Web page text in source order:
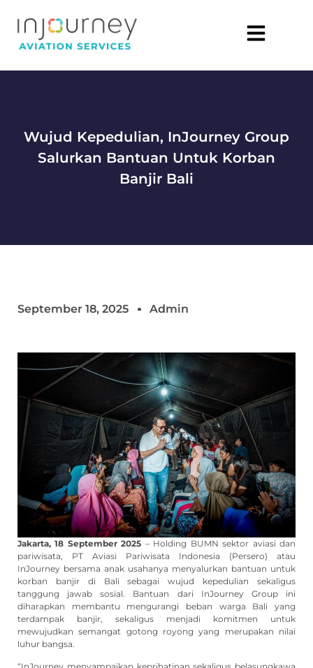
Wujud Kepedulian, InJourney Group
Salurkan Bantuan Untuk Korban
Banjir Bali
September 18, 2025 Admin
Jakarta, 18 September 2025 – Holding BUMN sektor aviasi dan
pariwisata, PT Aviasi Pariwisata Indonesia (Persero) atau
InJourney bersama anak usahanya menyalurkan bantuan untuk
korban banjir di Bali sebagai wujud kepedulian sekaligus
tanggung jawab sosial. Bantuan dari InJourney Group ini
diharapkan membantu mengurangi beban warga Bali yang
terdampak banjir, sekaligus menjadi komitmen untuk
mewujudkan semangat gotong royong yang merupakan nilai
luhur bangsa.